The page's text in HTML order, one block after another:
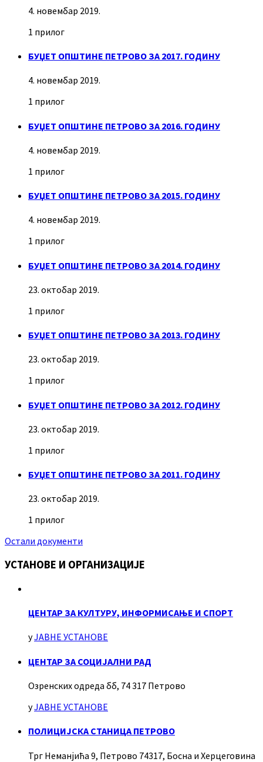
4. новембар 2019.
1 прилог
БУЏЕТ ОПШТИНЕ ПЕТРОВО ЗА 2017. ГОДИНУ
4. новембар 2019.
1 прилог
БУЏЕТ ОПШТИНЕ ПЕТРОВО ЗА 2016. ГОДИНУ
4. новембар 2019.
1 прилог
БУЏЕТ ОПШТИНЕ ПЕТРОВО ЗА 2015. ГОДИНУ
4. новембар 2019.
1 прилог
БУЏЕТ ОПШТИНЕ ПЕТРОВО ЗА 2014. ГОДИНУ
23. октобар 2019.
1 прилог
БУЏЕТ ОПШТИНЕ ПЕТРОВО ЗА 2013. ГОДИНУ
23. октобар 2019.
1 прилог
БУЏЕТ ОПШТИНЕ ПЕТРОВО ЗА 2012. ГОДИНУ
23. октобар 2019.
1 прилог
БУЏЕТ ОПШТИНЕ ПЕТРОВО ЗА 2011. ГОДИНУ
23. октобар 2019.
1 прилог
Остали документи
УСТАНОВЕ И ОРГАНИЗАЦИЈЕ
ЦЕНТАР ЗА КУЛТУРУ, ИНФОРМИСАЊЕ И СПОРТ
уЈАВНЕ УСТАНОВЕ
ЦЕНТАР ЗА СОЦИЈАЛНИ РАД
Озренских одреда бб, 74 317 Петрово
уЈАВНЕ УСТАНОВЕ
ПОЛИЦИЈСКА СТАНИЦА ПЕТРОВО
Трг Неманјића 9, Петрово 74317, Босна и Херцеговина